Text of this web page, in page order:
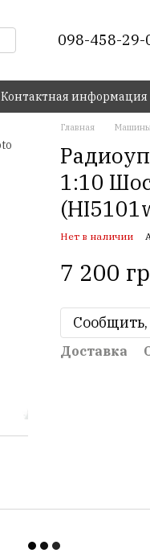
098-458-29-
Контактная информация
Главная
1:10
Нет в наличии
7 200
Сообщить,
Доставка